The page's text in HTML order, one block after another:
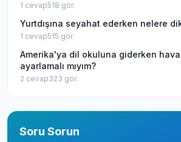
1 cevap518 gör.
Yurtdışına seyahat ederken nelere
1 cevap515 gör.
Amerika'ya dil okuluna giderken
ayarlamalı mıyım?
2 cevap323 gör.
Soru Sorun